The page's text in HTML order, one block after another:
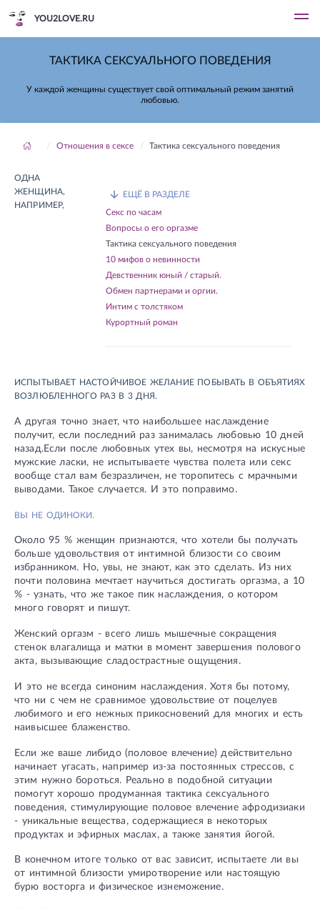
YOU2LOVE.RU
ТАКТИКА СЕКСУАЛЬНОГО ПОВЕДЕНИЯ
У каждой женщины существует свой оптимальный режим занятий
любовью.
Отношения в сексе Тактика сексуального поведения
ЕЩЁ В РАЗДЕЛЕ
Секс по часам
Вопросы о его оргазме
Тактика сексуального поведения
10 мифов о невинности
Девственник юный / старый.
Обмен партнерами и оргии.
Интим с толстяком
Курортный роман
ОДНА
ЖЕНЩИНА,
НАПРИМЕР,
ИСПЫТЫВАЕТ НАСТОЙЧИВОЕ ЖЕЛАНИЕ ПОБЫВАТЬ В ОБЪЯТИЯХ
ВОЗЛЮБЛЕННОГО РАЗ В 3 ДНЯ.
А другая точно знает, что наибольшее наслаждение
получит, если последний раз занималась любовью 10 дней
назад.Если после любовных утех вы, несмотря на искусные
мужские ласки, не испытываете чувства полета или секс
вообще стал вам безразличен, не торопитесь с мрачными
выводами. Такое случается. И это поправимо.
ВЫ НЕ ОДИНОКИ.
Около 95 % женщин признаются, что хотели бы получать
больше удовольствия от интимной близости со своим
избранником. Но, увы, не знают, как это сделать. Из них
почти половина мечтает научиться достигать оргазма, а 10
% - узнать, что же такое пик наслаждения, о котором
много говорят и пишут.
Женский оргазм - всего лишь мышечные сокращения
стенок влагалища и матки в момент завершения полового
акта, вызывающие сладострастные ощущения.
И это не всегда синоним наслаждения. Хотя бы потому,
что ни с чем не сравнимое удовольствие от поцелуев
любимого и его нежных прикосновений для многих и есть
наивысшее блаженство.
Если же ваше либидо (половое влечение) действительно
начинает угасать, например из-за постоянных стрессов, с
этим нужно бороться. Реально в подобной ситуации
помогут хорошо продуманная тактика сексуального
поведения, стимулирующие половое влечение афродизиаки
- уникальные вещества, содержащиеся в некоторых
продуктах и эфирных маслах, а также занятия йогой.
В конечном итоге только от вас зависит, испытаете ли вы
от интимной близости умиротворение или настоящую
бурю восторга и физическое изнеможение.